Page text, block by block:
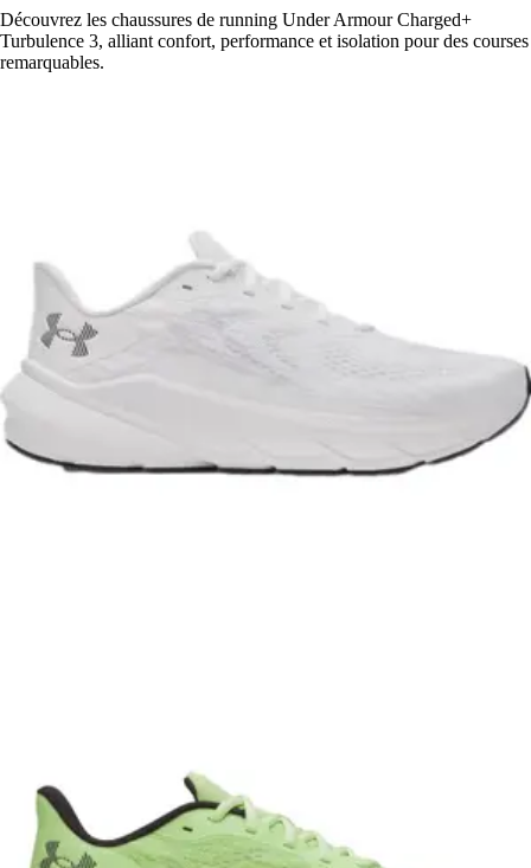
Découvrez les chaussures de running Under Armour Charged+
Turbulence 3, alliant confort, performance et isolation pour des courses
remarquables.